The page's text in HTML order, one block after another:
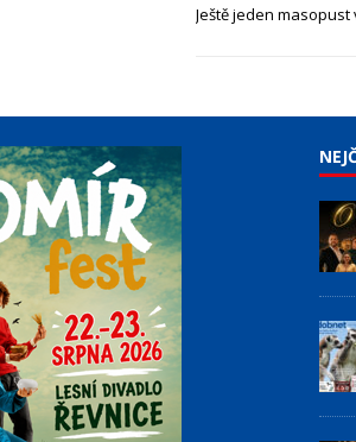
Ještě jeden masopust